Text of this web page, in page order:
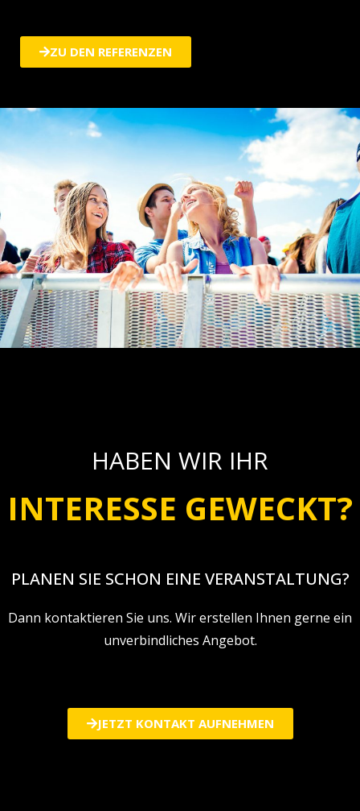
ZU DEN REFERENZEN
HABEN WIR IHR
INTERESSE GEWECKT?
PLANEN SIE SCHON EINE VERANSTALTUNG?
Dann kontaktieren Sie uns. Wir erstellen Ihnen gerne ein
unverbindliches Angebot.
JETZT KONTAKT AUFNEHMEN